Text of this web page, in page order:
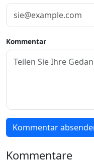
Kommentar
Kommentar
Kommentare